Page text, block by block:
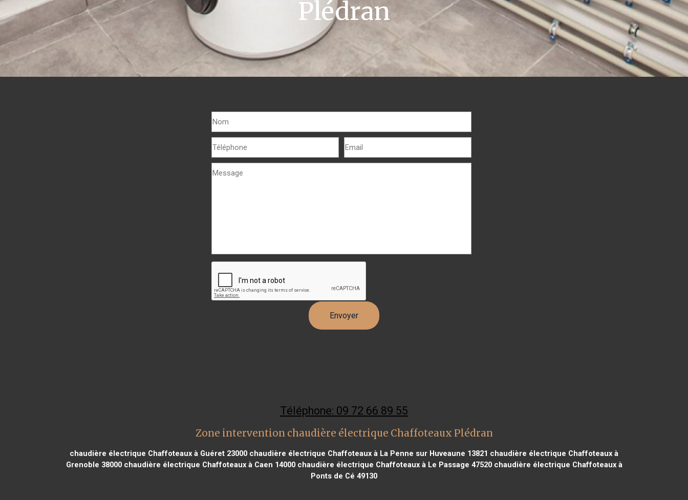
Plédran
Téléphone: 09 72 66 89 55
Zone intervention chaudière électrique Chaffoteaux Plédran
chaudière électrique Chaffoteaux à Guéret 23000 chaudière électrique Chaffoteaux à La Penne sur Huveaune 13821 chaudière électrique Chaffoteaux à
Grenoble 38000chaudière électrique Chaffoteaux à Caen 14000chaudière électrique Chaffoteaux à Le Passage 47520chaudière électrique Chaffoteaux à
Ponts de Cé 49130